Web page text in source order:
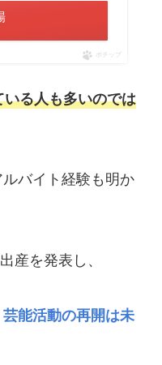
ポチップ
る人も多いのでは
バイト経験も明か
産を発表し、
能活動の再開は未